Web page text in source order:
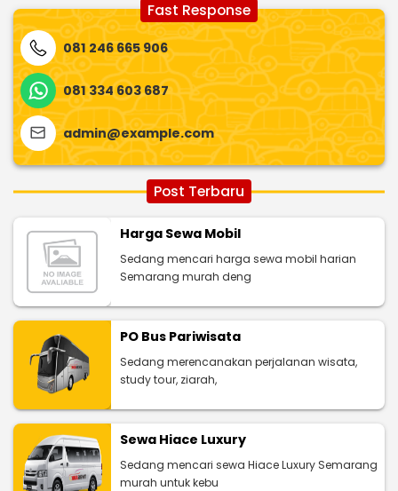
Fast Response
081 246 665 906
081 334 603 687
admin@example.com
Post Terbaru
Harga Sewa Mobil
Sedang mencari harga sewa mobil harian
Semarang murah deng
PO Bus Pariwisata
Sedang merencanakan perjalanan wisata,
study tour, ziarah,
Sewa Hiace Luxury
Sedang mencari sewa Hiace Luxury Semarang
murah untuk kebu